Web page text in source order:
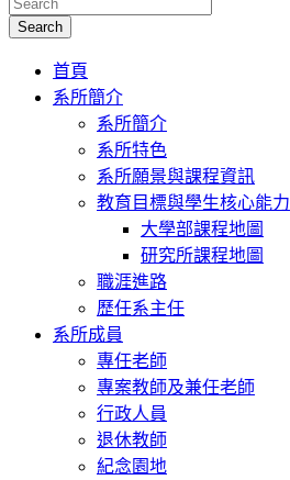
Search
首頁
系所簡介
系所簡介
系所特色
系所願景與課程資訊
教育目標與學生核心能力
大學部課程地圖
研究所課程地圖
職涯進路
歷任系主任
系所成員
專任老師
專案教師及兼任老師
行政人員
退休教師
紀念園地